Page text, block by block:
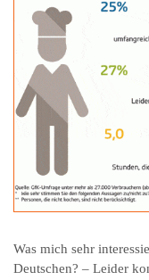
Was mich sehr
Deutschen? – Leider